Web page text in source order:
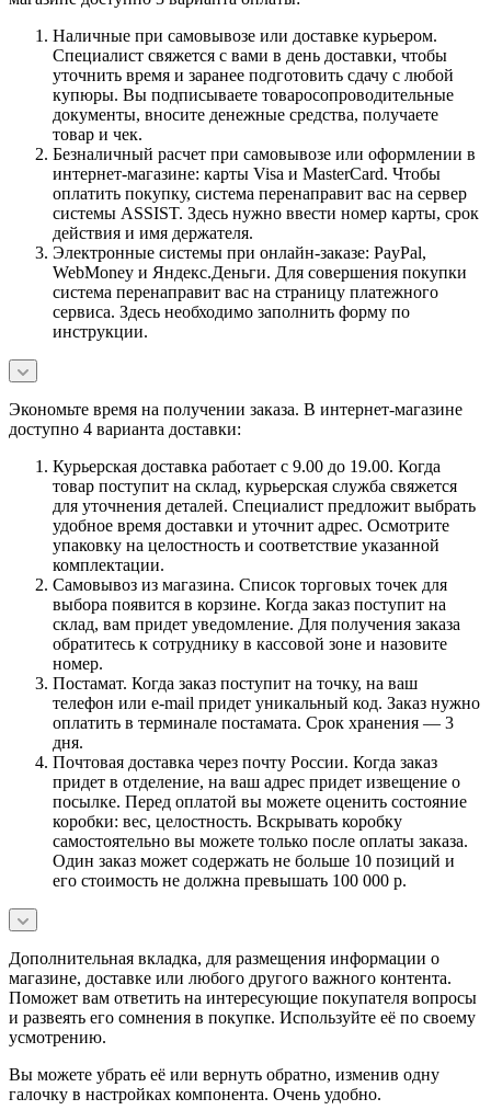
Наличные при самовывозе или доставке курьером.
Специалист свяжется с вами в день доставки, чтобы
уточнить время и заранее подготовить сдачу с любой
купюры. Вы подписываете товаросопроводительные
документы, вносите денежные средства, получаете
товар и чек.
Безналичный расчет при самовывозе или оформлении в
интернет-магазине: карты Visa и MasterCard. Чтобы
оплатить покупку, система перенаправит вас на сервер
системы ASSIST. Здесь нужно ввести номер карты, срок
действия и имя держателя.
Электронные системы при онлайн-заказе: PayPal,
WebMoney и Яндекс.Деньги. Для совершения покупки
система перенаправит вас на страницу платежного
сервиса. Здесь необходимо заполнить форму по
инструкции.
Экономьте время на получении заказа. В интернет-магазине
доступно 4 варианта доставки:
Курьерская доставка работает с 9.00 до 19.00. Когда
товар поступит на склад, курьерская служба свяжется
для уточнения деталей. Специалист предложит выбрать
удобное время доставки и уточнит адрес. Осмотрите
упаковку на целостность и соответствие указанной
комплектации.
Самовывоз из магазина. Список торговых точек для
выбора появится в корзине. Когда заказ поступит на
склад, вам придет уведомление. Для получения заказа
обратитесь к сотруднику в кассовой зоне и назовите
номер.
Постамат. Когда заказ поступит на точку, на ваш
телефон или e-mail придет уникальный код. Заказ нужно
оплатить в терминале постамата. Срок хранения — 3
дня.
Почтовая доставка через почту России. Когда заказ
придет в отделение, на ваш адрес придет извещение о
посылке. Перед оплатой вы можете оценить состояние
коробки: вес, целостность. Вскрывать коробку
самостоятельно вы можете только после оплаты заказа.
Один заказ может содержать не больше 10 позиций и
его стоимость не должна превышать 100 000 р.
Дополнительная вкладка, для размещения информации о
магазине, доставке или любого другого важного контента.
Поможет вам ответить на интересующие покупателя вопросы
и развеять его сомнения в покупке. Используйте её по своему
усмотрению.
Вы можете убрать её или вернуть обратно, изменив одну
галочку в настройках компонента. Очень удобно.